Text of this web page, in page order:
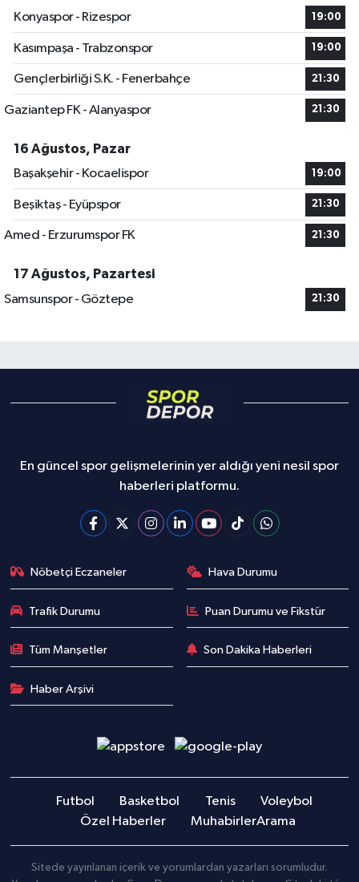
Konyaspor - Rizespor
19:00
Kasımpaşa - Trabzonspor 19:00
Gençlerbirliği S.K. - Fenerbahçe 21:30
Gaziantep FK - Alanyaspor 21:30
16 Ağustos, Pazar
Başakşehir - Kocaelispor
19:00
Beşiktaş - Eyüpspor 21:30
Amed - Erzurumspor FK 21:30
17 Ağustos, Pazartesi
Samsunspor - Göztepe
21:30
En güncel spor gelişmelerinin yer aldığı yeni nesil spor
haberleri platformu.
Nöbetçi Eczaneler Hava Durumu
Trafik Durumu Puan Durumu ve Fikstür
Tüm Manşetler Son Dakika Haberleri
Haber Arşivi
Futbol Basketbol Tenis
Voleybol
Özel Haberler
MuhabirlerArama
Sitede yayınlanan içerik ve yorumlardan yazarları sorumludur.